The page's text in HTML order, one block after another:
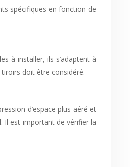
spécifiques en fonction de
à installer, ils s’adaptent à
doit être considéré.
d’espace plus aéré et
Il est important de vérifier la